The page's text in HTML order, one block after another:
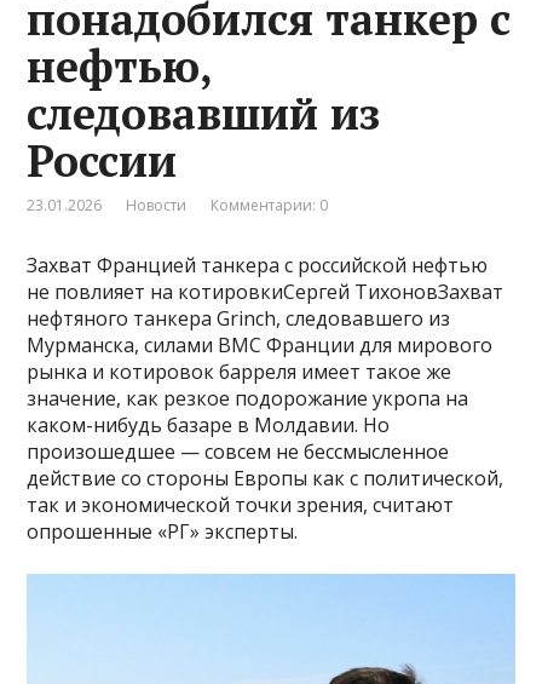
понадобился танкер с
нефтью,
следовавший из
России
23.01.2026 Новости Комментарии: 0
Захват Францией танкера с российской нефтью
не повлияет на котировкиСергей ТихоновЗахват
нефтяного танкера Grinch, следовавшего из
Мурманска, силами ВМС Франции для мирового
рынка и котировок барреля имеет такое же
значение, как резкое подорожание укропа на
каком-нибудь базаре в Молдавии. Но
произошедшее — совсем не бессмысленное
действие со стороны Европы как с политической,
так и экономической точки зрения, считают
опрошенные «РГ» эксперты.